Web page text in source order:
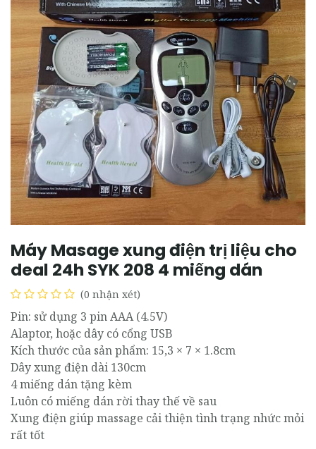
Máy Masage xung điện trị liệu cho
deal 24h SYK 208 4 miếng dán
(0 nhận xét)
Pin: sử dụng 3 pin AAA (4.5V)
Alaptor, hoặc dây có cổng USB
Kích thước của sản phẩm: 15,3 × 7 × 1.8cm
Dây xung điện dài 130cm
4 miếng dán tặng kèm
Luôn có miếng dán rời thay thế về sau
Xung điện giúp massage cải thiện tình trạng nhức mỏi
rất tốt